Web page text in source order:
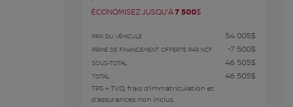
ÉCONOMISEZ JUSQU'À7 500$
PRIX DU VÉHICULE 54 005$
PRIME DE FINANCEMENT OFFERTE PAR NCF -7 500$
SOUS-TOTAL 46 505$
TOTAL 46 505$
TPS + TVQ, frais d'immatriculation et
d'assurances non inclus.